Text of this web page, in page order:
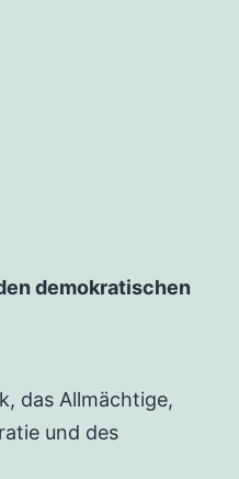
demokratischen
das Allmächtige,
und des